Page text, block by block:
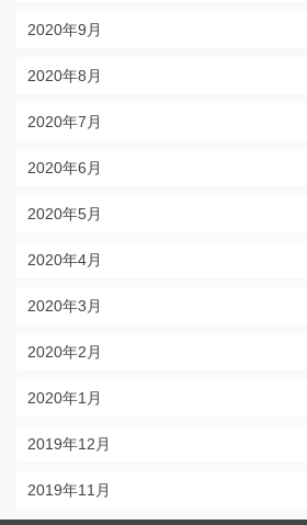
2020年9月
2020年8月
2020年7月
2020年6月
2020年5月
2020年4月
2020年3月
2020年2月
2020年1月
2019年12月
2019年11月